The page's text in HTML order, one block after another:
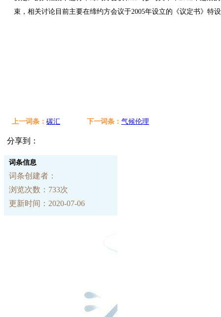
束，相关讨论目前主要在缔约方会议于2005年设立的《议定书》特
上一词条： 碳汇 下一词条： 气候伦理
分享到：
词条信息
词条创建者：
浏览次数：733次
更新时间：2020-07-06